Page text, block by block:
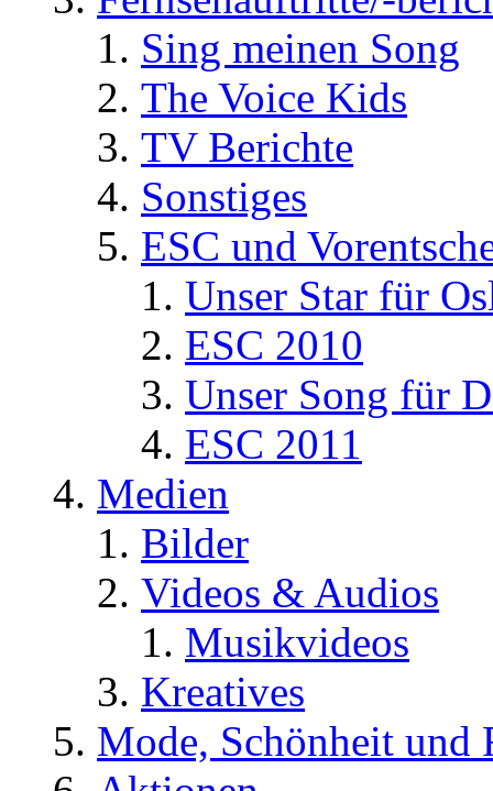
Sing meinen Song
The Voice Kids
TV Berichte
Sonstiges
ESC und
Unser Star für
ESC 2010
Unser Song für
ESC 2011
Medien
Bilder
Videos & Audios
Musikvideos
Kreatives
Mode, Schönheit und